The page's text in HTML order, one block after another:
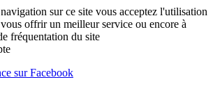
sur ce site vous acceptez l'utilisation
offrir un meilleur service ou encore à
fréquentation du site